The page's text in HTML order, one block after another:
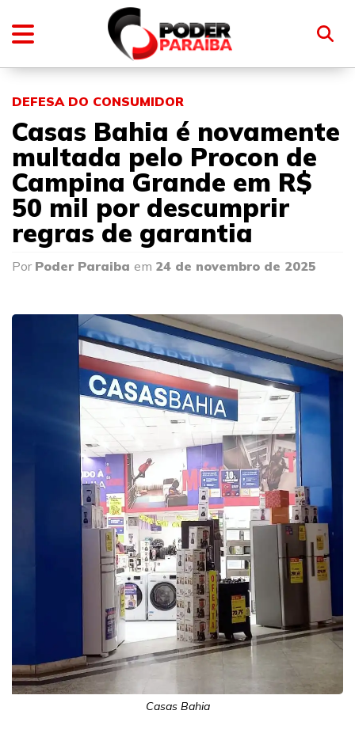
DEFESA DO CONSUMIDOR
Casas Bahia é novamente
multada pelo Procon de
Campina Grande em R$
50 mil por descumprir
regras de garantia
Por Poder Paraiba em 24 de novembro de 2025
Casas Bahia